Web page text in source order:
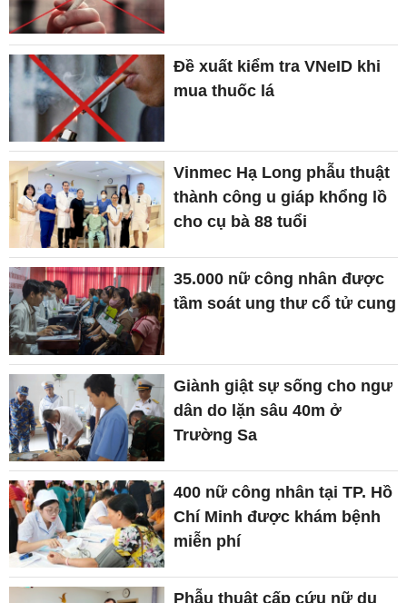
Đề xuất kiểm tra VNeID khi
mua thuốc lá
Vinmec Hạ Long phẫu thuật
thành công u giáp khổng lồ
cho cụ bà 88 tuổi
35.000 nữ công nhân được
tầm soát ung thư cổ tử cung
Giành giật sự sống cho ngư
dân do lặn sâu 40m ở
Trường Sa
400 nữ công nhân tại TP. Hồ
Chí Minh được khám bệnh
miễn phí
Phẫu thuật cấp cứu nữ du